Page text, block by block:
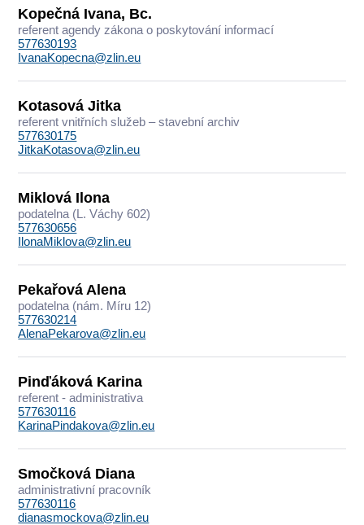
Kopečná Ivana, Bc.
referent agendy zákona o poskytování informací
577630193
IvanaKopecna@zlin.eu
Kotasová Jitka
referent vnitřních služeb – stavební archiv
577630175
JitkaKotasova@zlin.eu
Miklová Ilona
podatelna (L. Váchy 602)
577630656
IlonaMiklova@zlin.eu
Pekařová Alena
podatelna (nám. Míru 12)
577630214
AlenaPekarova@zlin.eu
Pinďáková Karina
referent - administrativa
577630116
KarinaPindakova@zlin.eu
Smočková Diana
administrativní pracovník
577630116
dianasmockova@zlin.eu